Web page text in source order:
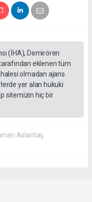
(İHA), Demirören
eklenen tüm
olmadan ajans
yer alan hukuki
sitemizin hiç bir
Aslantaş